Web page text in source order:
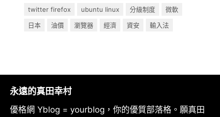
twitter firefox
ubuntu linux 分級制度
微軟
日本
油價 瀏覽器 經濟 資安 輸入法
永遠的真田幸村
優格網 Yblog = yourblog，你的優質部落格。願真田